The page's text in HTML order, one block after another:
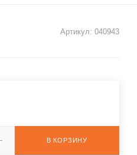
Артикул: 040943
В КОРЗИНУ